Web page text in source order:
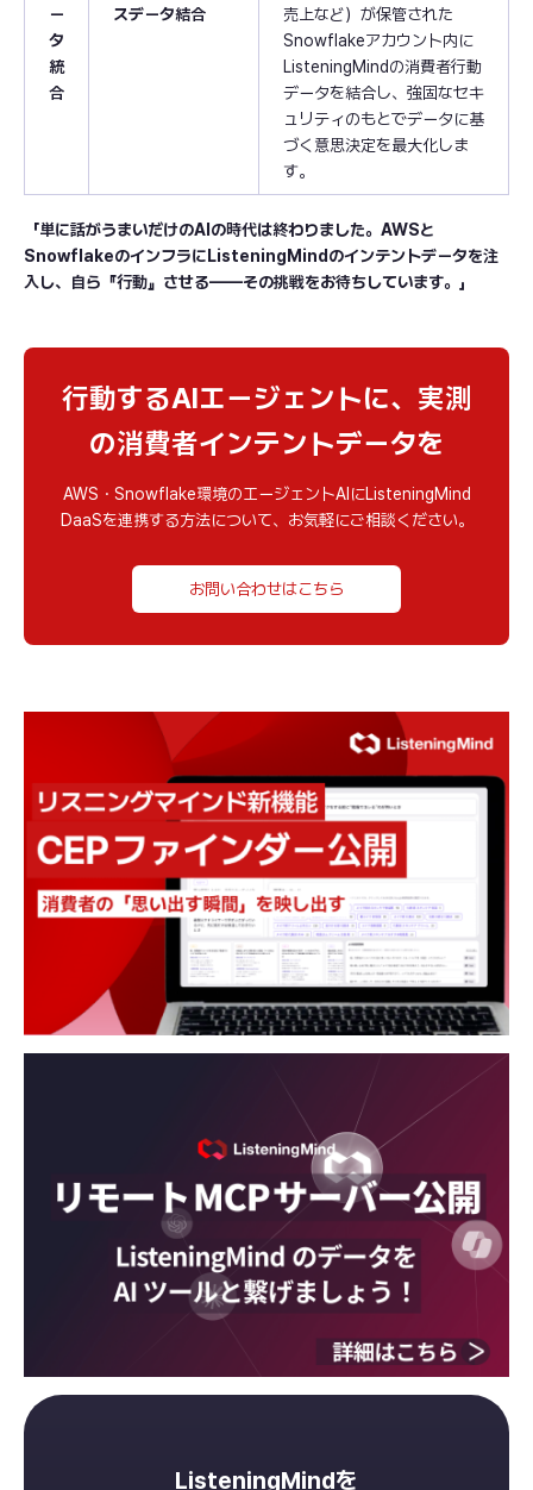
ー
タ
統
合
スデータ結合
売上など）が保管された
Snowflakeアカウント内に
ListeningMindの消費者行動
データを結合し、強固なセキ
ュリティのもとでデータに基
づく意思決定を最大化しま
す。
「単に話がうまいだけのAIの時代は終わりました。AWSと
SnowflakeのインフラにListeningMindのインテントデータを注
入し、自ら『行動』させる——その挑戦をお待ちしています。」
行動するAIエージェントに、実測
の消費者インテントデータを
AWS・Snowflake環境のエージェントAIにListeningMind
DaaSを連携する方法について、お気軽にご相談ください。
お問い合わせはこちら
ListeningMindを